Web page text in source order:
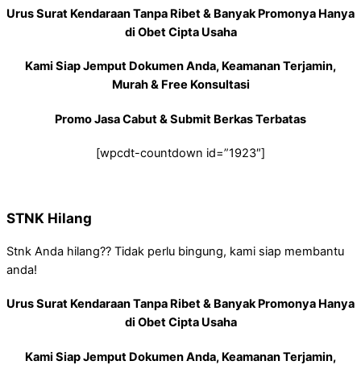
Urus Surat Kendaraan Tanpa Ribet & Banyak Promonya Hanya
di Obet Cipta Usaha
Kami Siap Jemput Dokumen Anda, Keamanan Terjamin,
Murah & Free Konsultasi
Promo Jasa Cabut & Submit Berkas Terbatas
[wpcdt-countdown id=”1923″]
STNK Hilang
Stnk Anda hilang?? Tidak perlu bingung, kami siap membantu
anda!
Urus Surat Kendaraan Tanpa Ribet & Banyak Promonya Hanya
di Obet Cipta Usaha
Kami Siap Jemput Dokumen Anda, Keamanan Terjamin,